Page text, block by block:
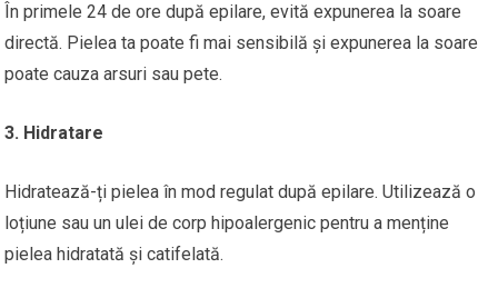
În primele 24 de ore după epilare, evită expunerea la soare
directă. Pielea ta poate fi mai sensibilă și expunerea la soare
poate cauza arsuri sau pete.
3. Hidratare
Hidratează-ți pielea în mod regulat după epilare. Utilizează o
loțiune sau un ulei de corp hipoalergenic pentru a menține
pielea hidratată și catifelată.